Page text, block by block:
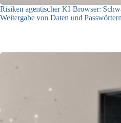
Risiken agentischer KI-Browser:
Weitergabe von Daten und Passwörtern